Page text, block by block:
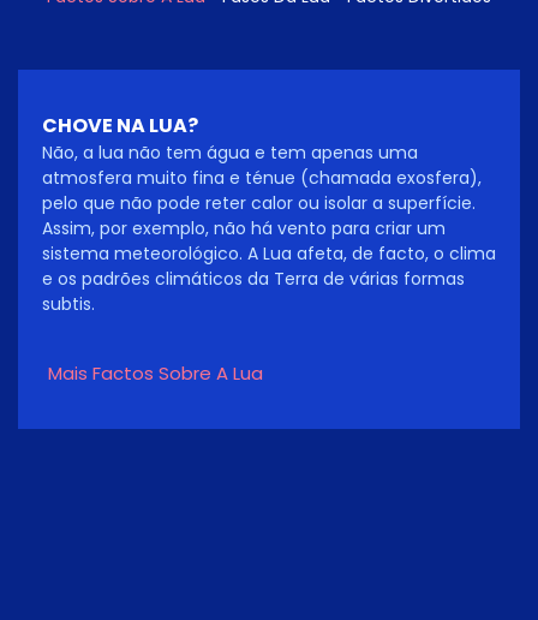
CHOVE NA LUA?
Não, a lua não tem água e tem apenas uma
atmosfera muito fina e ténue (chamada exosfera),
pelo que não pode reter calor ou isolar a superfície.
Assim, por exemplo, não há vento para criar um
sistema meteorológico. A Lua afeta, de facto, o clima
e os padrões climáticos da Terra de várias formas
subtis.
Mais Factos Sobre A Lua